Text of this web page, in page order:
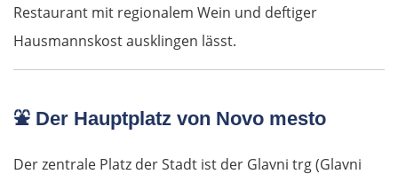
Restaurant mit regionalem Wein und deftiger
Hausmannskost ausklingen lässt.
⛲ Der Hauptplatz von Novo mesto
Der zentrale Platz der Stadt ist der Glavni trg (Glavni